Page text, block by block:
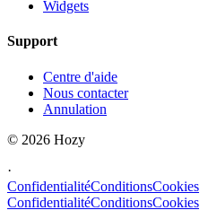
Widgets
Support
Centre d'aide
Nous contacter
Annulation
© 2026 Hozy
·
ConfidentialitéConditionsCookies
ConfidentialitéConditionsCookies